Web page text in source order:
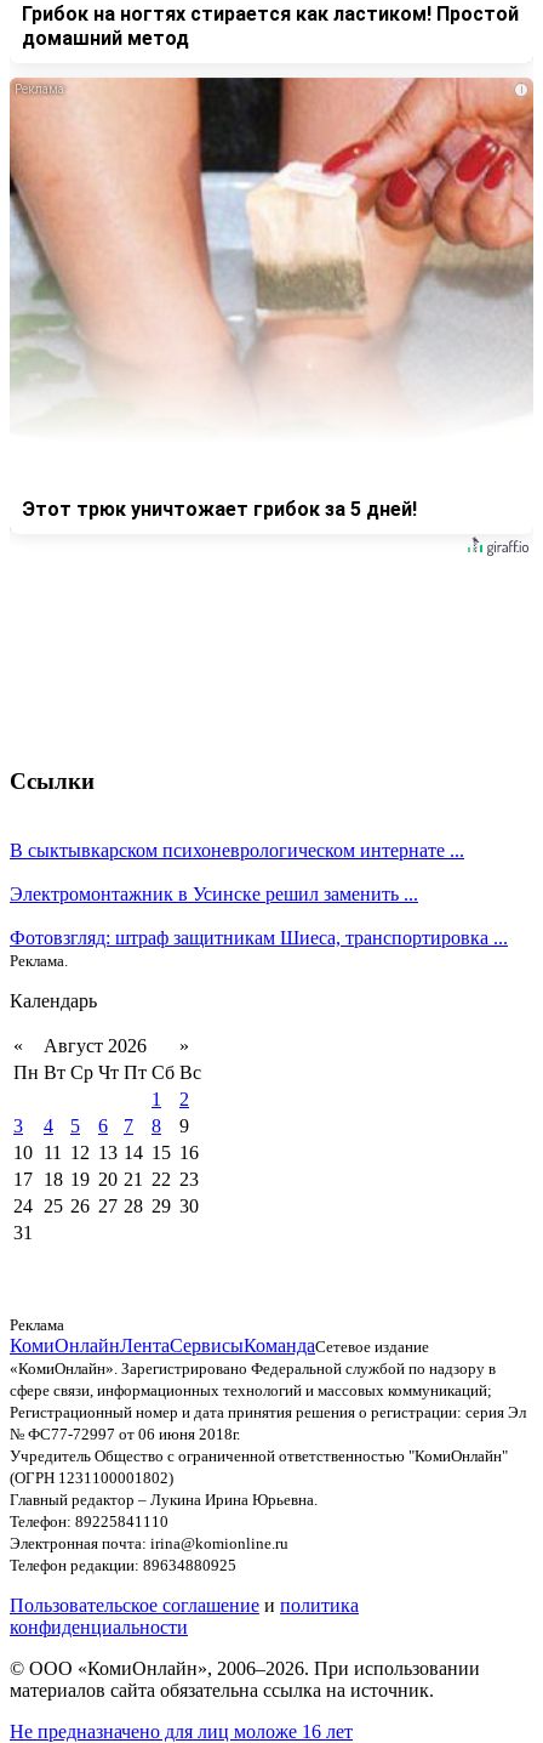
Грибок на ногтях стирается как ластиком! Простой
домашний метод
i
Этот трюк уничтожает грибок за 5 дней!
Ссылки
В сыктывкарском психоневрологическом интернате ...
Электромонтажник в Усинске решил заменить ...
Фотовзгляд: штраф защитникам Шиеса, транспортировка ...
Реклама.
Календарь
« Август 2026
»
Пн Вт Ср Чт Пт Сб Вс
1
2
3
4 5 6 7 8
9
10 11 12 13 14 15 16
17 18 19 20 21 22 23
24 25 26 27 28 29 30
31
Реклама
КомиОнлайнЛентаСервисыКомандаСетевое издание
«КомиОнлайн». Зарегистрировано Федеральной службой по надзору в
сфере связи, информационных технологий и массовых коммуникаций;
Регистрационный номер и дата принятия решения о регистрации: серия Эл
№ ФС77-72997 от 06 июня 2018г.
Учредитель Общество с ограниченной ответственностью "КомиОнлайн"
(ОГРН 1231100001802)
Главный редактор – Лукина Ирина Юрьевна.
Телефон: 89225841110
Электронная почта: irina@komionline.ru
Телефон редакции: 89634880925
Пользовательское соглашение и политика
конфиденциальности
© ООО «КомиОнлайн», 2006–2026. При использовании
материалов сайта обязательна ссылка на источник.
Не предназначено для лиц моложе 16 лет